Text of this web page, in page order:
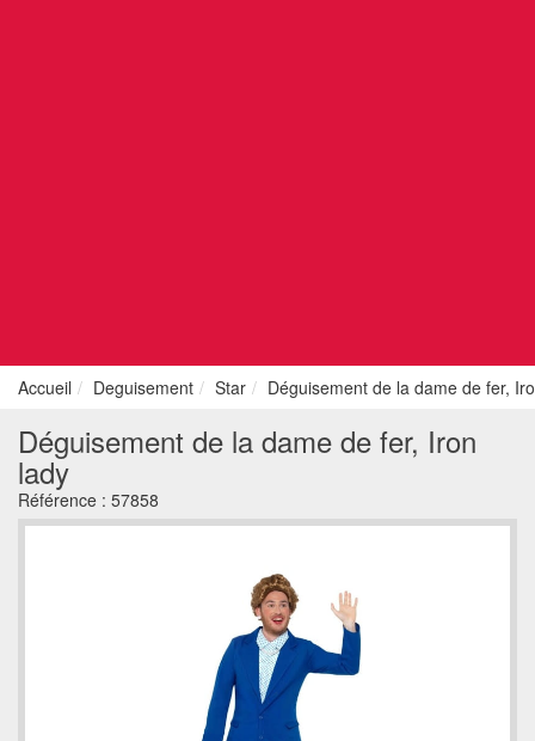
Accueil Deguisement Star Déguisement de la dame de fer,
Déguisement de la dame de fer, Iron
lady
Référence : 57858